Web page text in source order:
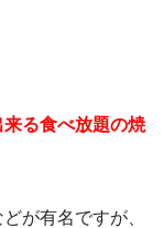
る食べ放題の焼
が有名ですが、